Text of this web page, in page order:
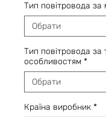
Тип повітровода за
Тип повітровода за
особливостям *
Країна виробник *